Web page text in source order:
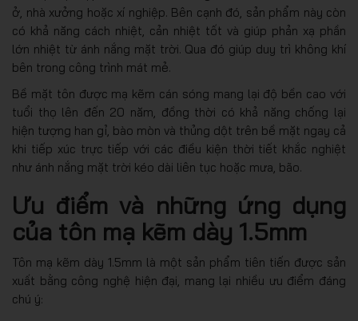
ở, nhà xưởng hoặc xí nghiệp. Bên cạnh đó, sản phẩm này còn
có khả năng cách nhiệt, cản nhiệt tốt và giúp phản xạ phần
lớn nhiệt từ ánh nắng mặt trời. Qua đó giúp duy trì không khí
bên trong công trình mát mẻ.
Bề mặt tôn được mạ kẽm cán sóng mang lại độ bền cao với
tuổi thọ lên đến 20 năm, đồng thời có khả năng chống lại
hiện tượng han gỉ, bào mòn và thủng dột trên bề mặt ngay cả
khi tiếp xúc trực tiếp với các điều kiện thời tiết khắc nghiệt
như ánh nắng mặt trời kéo dài liên tục hoặc mưa, bão.
Ưu điểm và những ứng dụng
của tôn mạ kẽm dày 1.5mm
Tôn mạ kẽm dày 1.5mm là một sản phẩm tiên tiến được sản
xuất bằng công nghệ hiện đại, mang lại nhiều ưu điểm đáng
chú ý: